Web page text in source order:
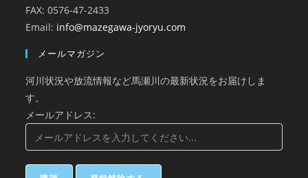
FAX: 0576-47-2433
Email: info@mazegawa-jyoryu.com
メールマガジン
河川状況や放流情報など馬瀬川の最新状況をお届けしま
す。
メールアドレス: